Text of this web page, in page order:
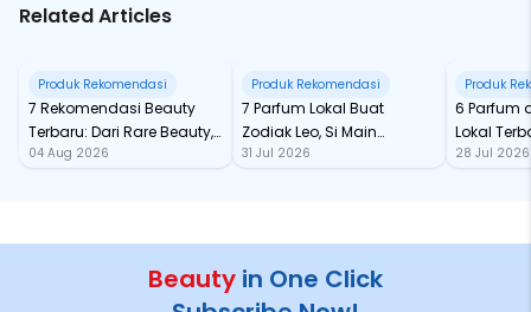
Related Articles
Produk Rekomendasi
7 Rekomendasi Beauty
Terbaru: Dari Rare Beauty,
Sampai Rhode Skin, Super
04 Aug 2026
Produk Rekomendasi
7 Parfum Lokal Buat
Zodiak Leo, Si Main
Character yang Selalu
31 Jul 2026
Produk
6 Parfum
Lokal
dari
28 Jul 2026
Beauty in One Click